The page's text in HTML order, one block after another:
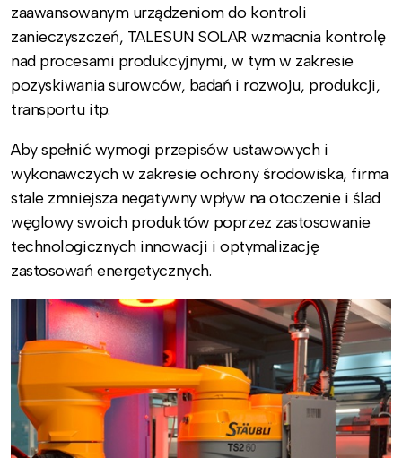
zaawansowanym urządzeniom do kontroli
zanieczyszczeń, TALESUN SOLAR wzmacnia kontrolę
nad procesami produkcyjnymi, w tym w zakresie
pozyskiwania surowców, badań i rozwoju, produkcji,
transportu itp.
Aby spełnić wymogi przepisów ustawowych i
wykonawczych w zakresie ochrony środowiska, firma
stale zmniejsza negatywny wpływ na otoczenie i ślad
węglowy swoich produktów poprzez zastosowanie
technologicznych innowacji i optymalizację
zastosowań energetycznych.